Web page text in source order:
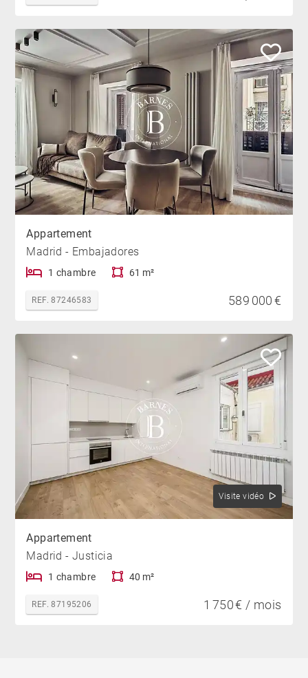
Appartement
Madrid - Embajadores
1 chambre 61 m²
REF. 87246583 589 000 €
Visite vidéo
Appartement
Madrid - Justicia
1 chambre 40 m²
REF. 87195206 1 750 € / mois